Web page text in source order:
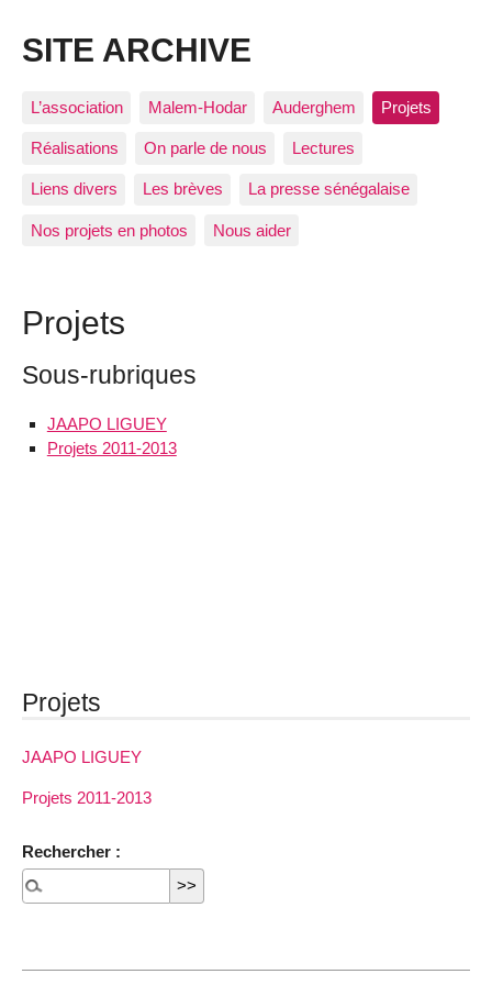
SITE ARCHIVE
L’association Malem-Hodar Auderghem Projets
Réalisations On parle de nous Lectures
Liens divers Les brèves La presse sénégalaise
Nos projets en photos Nous aider
Projets
Sous-rubriques
JAAPO LIGUEY
Projets 2011-2013
Projets
JAAPO LIGUEY
Projets 2011-2013
Rechercher :